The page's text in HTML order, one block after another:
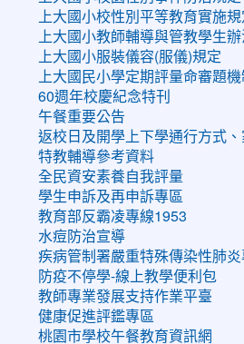
上大國小校性別平等教育實施規
上大國小教師輔導與管教學生
上大國小服裝儀容(服儀)規定
上大國民小學定期評量命審題
60週年校慶紀念特刊
午餐重要公告
返校日及開學上下學通行方式
特教輔導參考資料
全民資安素養自我評量
學生申訴及再申訴專區
教育部反霸凌專線1953
水痘防治宣導
疾病管制署嚴重特殊傳染性肺炎
防疫不停學-線上教學便利包
教師專業發展支持作業平臺
健康促進評鑑專區
桃園市學校午餐教育資訊網